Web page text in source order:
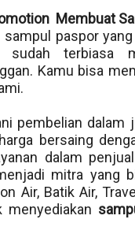
Membuat
paspor
sudah terbiasa
Kamu bisa
pembelian dalam
bersaing
dalam
mitra yang
Air, Batik Air,
menyediakan